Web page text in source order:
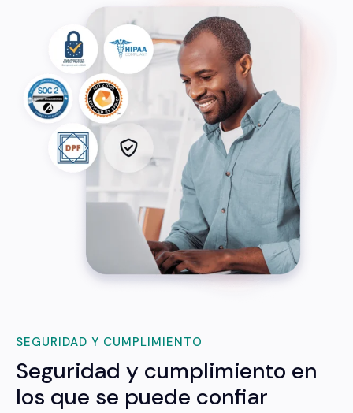
SEGURIDAD Y CUMPLIMIENTO
Seguridad y cumplimiento en
los que se puede confiar